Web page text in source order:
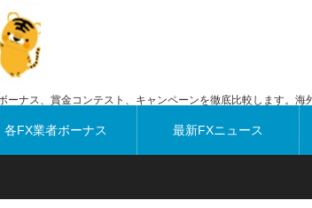
ナス、賞金コンテスト、キャンペーンを徹底比較します。海
各FX業者ボーナス 最新FXニュース